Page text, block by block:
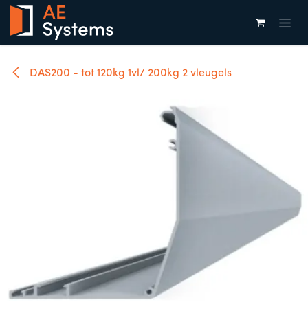
Overslaan naar inhoud
DAS200 - tot 120kg 1vl/ 200kg 2 vleugels